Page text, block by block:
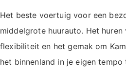
Het beste voertuig voor een
middelgrote huurauto. Het
flexibiliteit en het gemak om
het binnenland in je eigen